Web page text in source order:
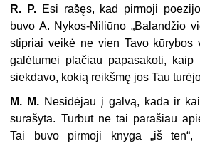
R. P. Esi rašęs, kad pirmoji
buvo A. Nykos-Ni­liūno „Balandžio
stipriai veikė ne vien Tavo kūrybos
galėtumei plačiau papasakoti,
siekdavo, kokią reikšmę jos Tau
M. M. Nesidėjau į galvą, kada ir
surašyta. Turbūt ne tai parašiau
Tai buvo pirmoji knyga „iš ten“,